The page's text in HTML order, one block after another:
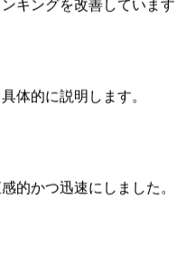
選定しました。このアプ
、検索エンジンの関連性